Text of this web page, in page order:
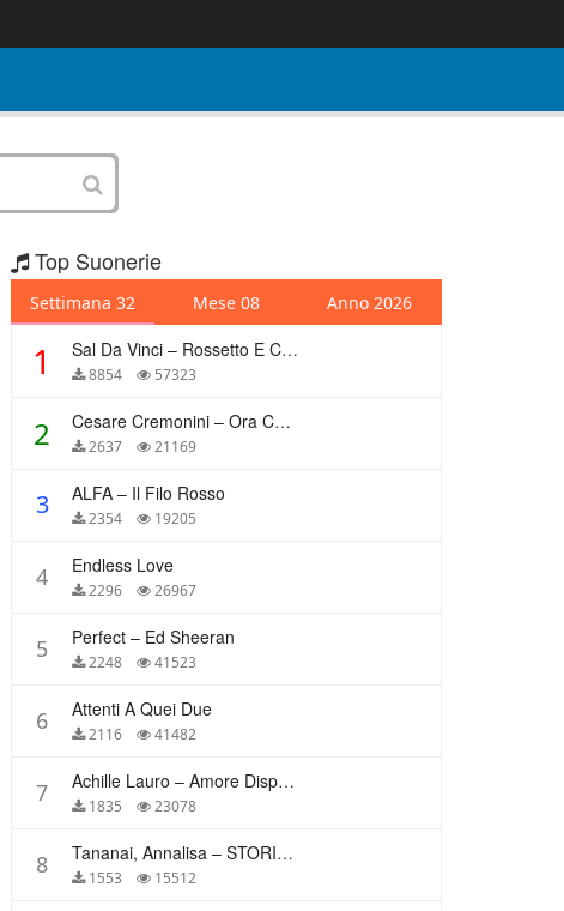
Top Suonerie
Settimana 32 Mese 08 Anno 2026
1 Sal Da Vinci – Rossetto E Caffè
8854 57323
2 Cesare Cremonini – Ora Che Non Ho Più Te
2637 21169
3 ALFA – Il Filo Rosso
2354 19205
4 Endless Love
2296 26967
5 Perfect – Ed Sheeran
2248 41523
6 Attenti A Quei Due
2116 41482
7 Achille Lauro – Amore Disperato
1835 23078
8 Tananai, Annalisa – STORIE BREVI
1553 15512